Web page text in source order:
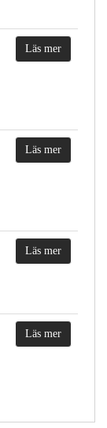
Läs mer
Läs mer
Läs mer
Läs mer